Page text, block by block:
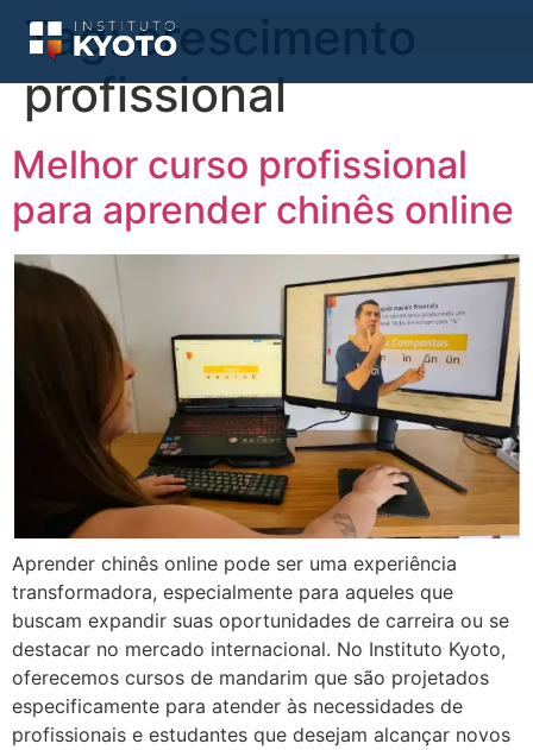
Tag:crescimento
profissional
Melhor curso profissional
para aprender chinês online
Aprender chinês online pode ser uma experiência
transformadora, especialmente para aqueles que
buscam expandir suas oportunidades de carreira ou se
destacar no mercado internacional. No Instituto Kyoto,
oferecemos cursos de mandarim que são projetados
especificamente para atender às necessidades de
profissionais e estudantes que desejam alcançar novos